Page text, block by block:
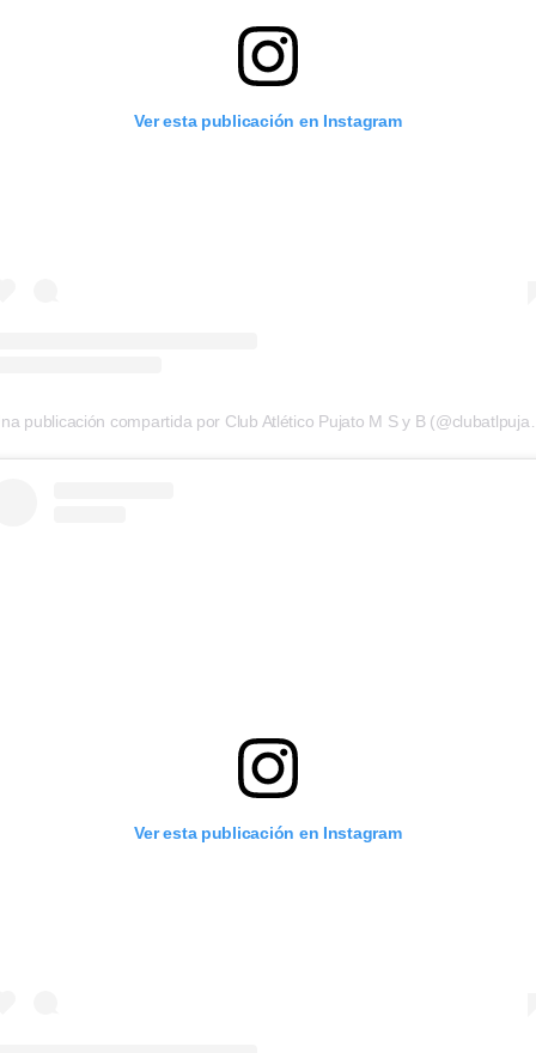
Ver esta publicación en Instagram
Ver esta publicación en Instagram